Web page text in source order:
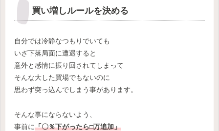
買い増しルールを決める
自分では冷静なつもりでいても
いざ下落局面に遭遇すると
意外と感情に振り回されてしまって
そんな大した買場でもないのに
思わず突っ込んでしまう事があります。
そんな事にならないよう、
事前に「〇％下がったら□万追加」